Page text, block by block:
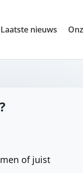
Laatste nieuws
of juist